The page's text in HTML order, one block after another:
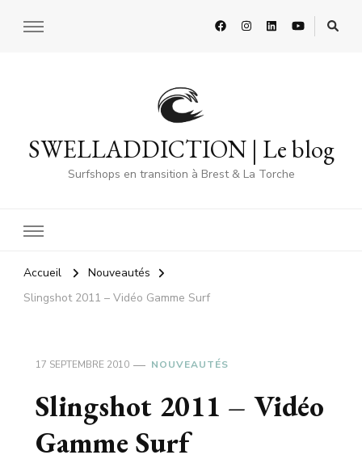
SWELLADDICTION | Le blog
Surfshops en transition à Brest & La Torche
Accueil
Nouveautés
Slingshot 2011 – Vidéo Gamme Surf
17 SEPTEMBRE 2010 NOUVEAUTÉS
Slingshot 2011 – Vidéo
Gamme Surf